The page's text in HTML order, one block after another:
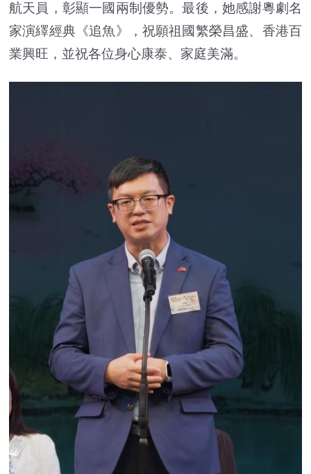
航天員，彰顯一國兩制優勢。最後，她感謝粵劇名
家演繹經典《追魚》，祝願祖國繁榮昌盛、香港百
業興旺，並祝各位身心康泰、家庭美滿。